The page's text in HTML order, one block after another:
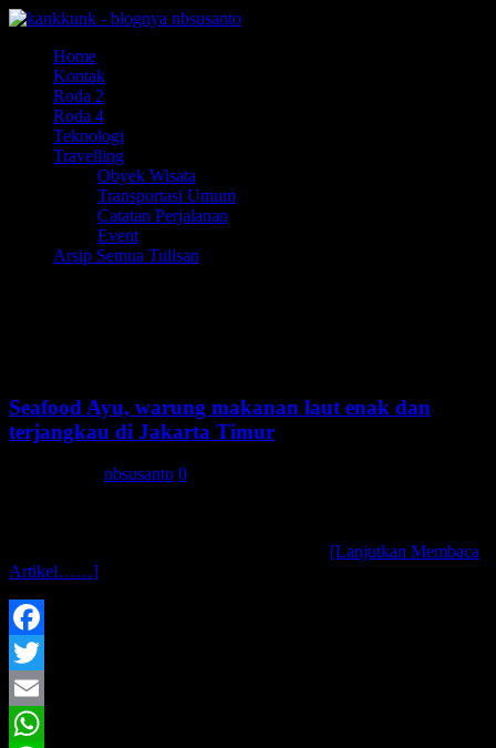
Home
Kontak
Roda 2
Roda 4
Teknologi
Travelling
Obyek Wisata
Transportasi Umum
Catatan Perjalanan
Event
Arsip Semua Tulisan
Seafood Ayu, warung makanan laut enak dan
terjangkau di Jakarta Timur
nbsusanto 0
[Lanjutkan Membaca
Artikel……]
Facebook
Twitter
Email